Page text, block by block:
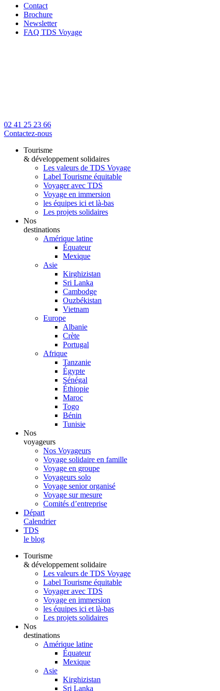
Contact
Brochure
Newsletter
FAQ TDS Voyage
02 41 25 23 66
Contactez-nous
Tourisme
& développement solidaires
Les valeurs de TDS Voyage
Label Tourisme équitable
Voyager avec TDS
Voyage en immersion
les équipes ici et là-bas
Les projets solidaires
Nos
destinations
Amérique latine
Équateur
Mexique
Asie
Kirghizistan
Sri Lanka
Cambodge
Ouzbékistan
Vietnam
Europe
Albanie
Crète
Portugal
Afrique
Tanzanie
Égypte
Sénégal
Éthiopie
Maroc
Togo
Bénin
Tunisie
Nos
voyageurs
Nos Voyageurs
Voyage solidaire en famille
Voyage en groupe
Voyageurs solo
Voyage senior organisé
Voyage sur mesure
Comités d’entreprise
Départ
Calendrier
TDS
le blog
Tourisme
& développement solidaire
Les valeurs de TDS Voyage
Label Tourisme équitable
Voyager avec TDS
Voyage en immersion
les équipes ici et là-bas
Les projets solidaires
Nos
destinations
Amérique latine
Équateur
Mexique
Asie
Kirghizistan
Sri Lanka